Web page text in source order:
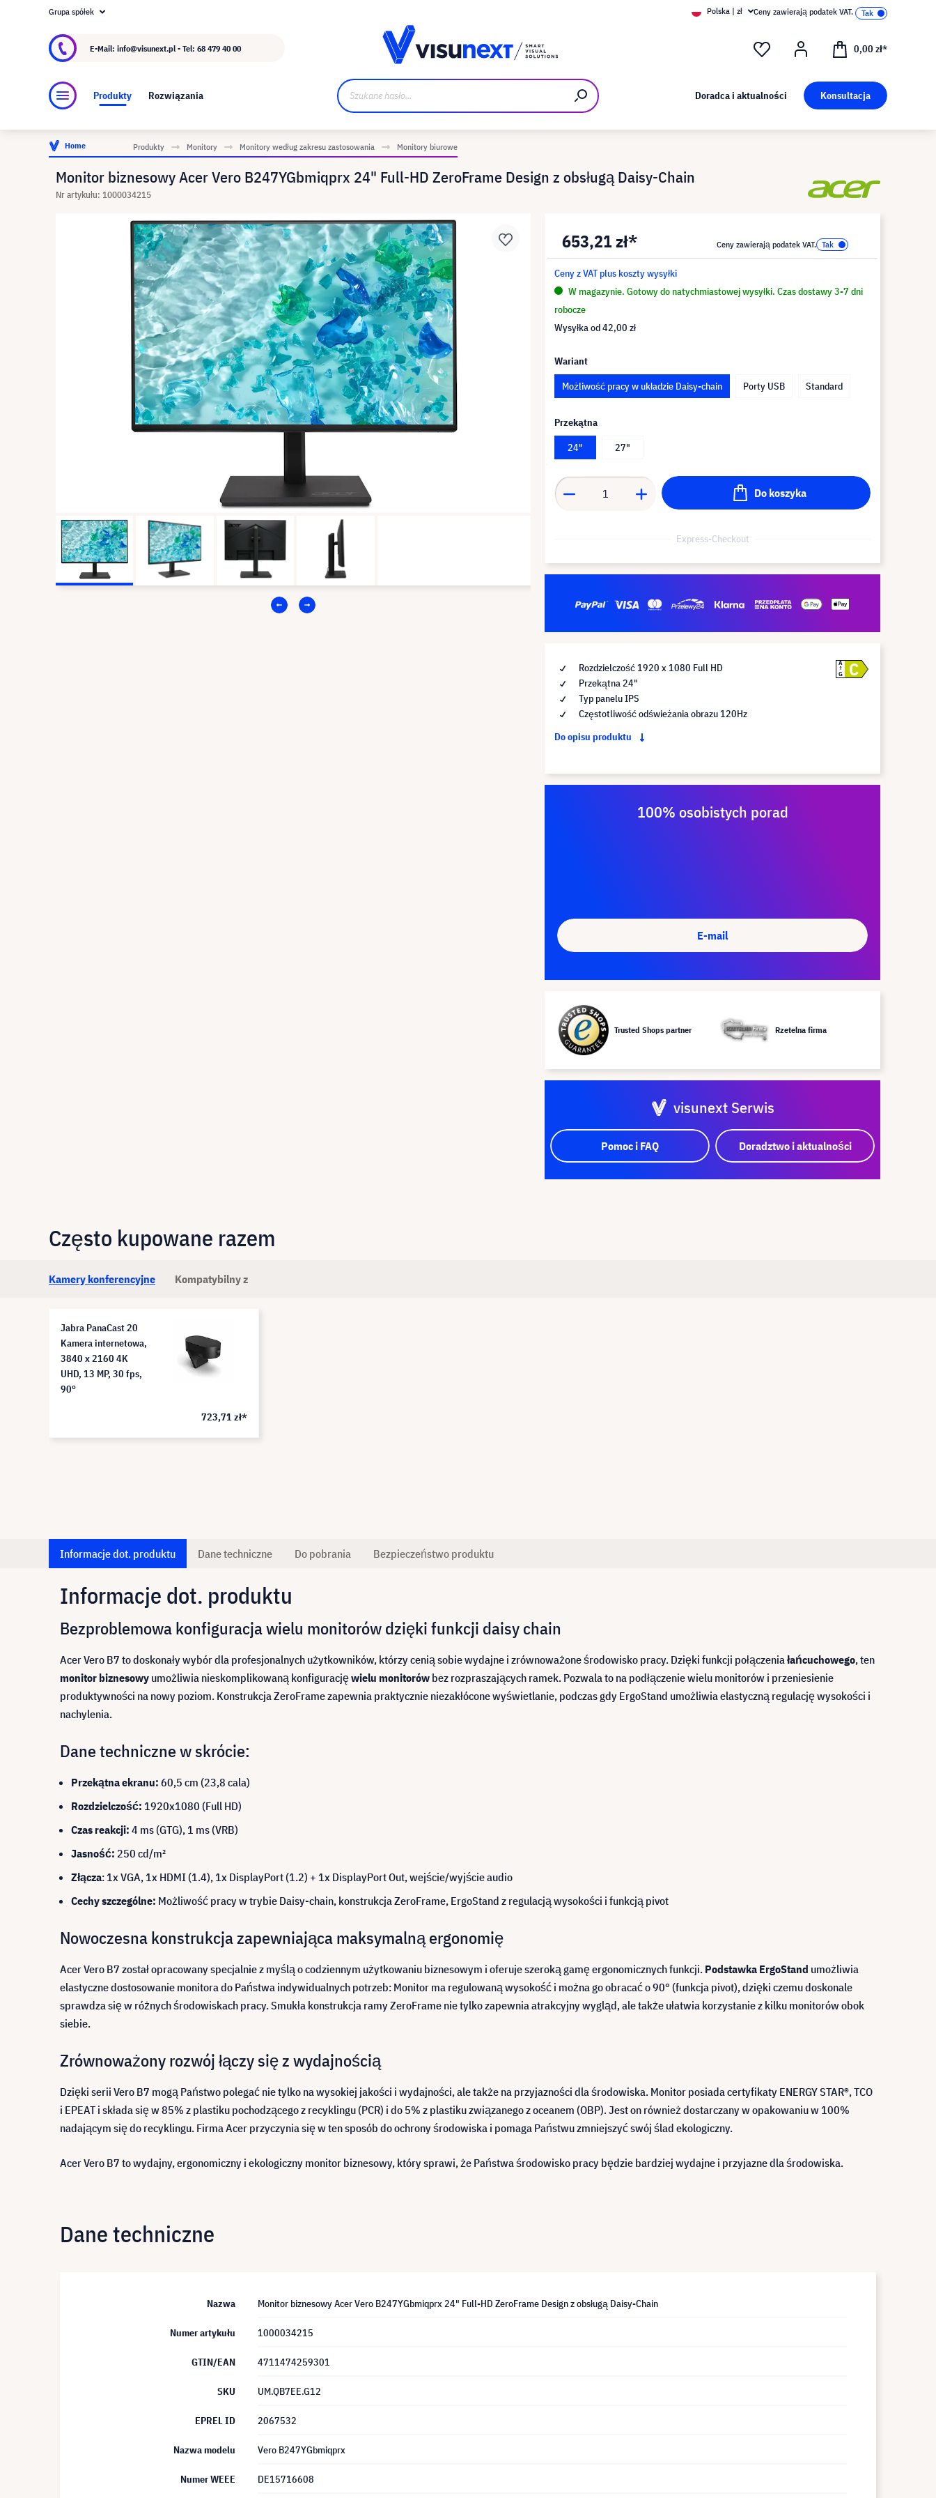
O visunext.pl
Grupa spółek Polska | zł Ceny zawierają podatek VAT.
E-Mail: info@visunext.pl - Tel: 68 479 40 00 0,00 zł*
Produkty Rozwiązania Doradca i aktualności Konsultacja
Home Produkty Monitory Monitory według zakresu zastosowania Monitory biurowe
Monitor biznesowy Acer Vero B247YGbmiqprx 24" Full-HD ZeroFrame Design z obsługą Daisy-Chain
Nr artykułu: 1000034215
653,21 zł* Ceny zawierają podatek VAT.
Ceny z VAT plus koszty wysyłki
W magazynie. Gotowy do natychmiastowej wysyłki. Czas dostawy 3-7 dni
robocze
Wysyłka od42,00 zł
Wariant
Możliwość pracy w układzie Daisy-chain
Porty USB Standard
Przekątna
24"
27"
Do koszyka
Express-Checkout
Rozdzielczość 1920 x 1080 Full HD
Przekątna 24"
Typ panelu IPS
Częstotliwość odświeżania obrazu 120Hz
Do opisu produktu
A
G
C
100% osobistych porad
E-mail
Trusted Shops partner Rzetelna firma
visunext Serwis
Pomoc i FAQ Doradztwo i aktualności
Często kupowane razem
Kamery konferencyjne Kompatybilny z
Jabra PanaCast 20
Kamera internetowa,
3840 x 2160 4K
UHD, 13 MP, 30 fps,
90°
723,71 zł*
Informacje dot. produktu Dane techniczne Do pobrania Bezpieczeństwo produktu
Informacje dot. produktu
Bezproblemowa konfiguracja wielu monitorów dzięki funkcji daisy chain
Acer Vero B7 to doskonały wybór dla profesjonalnych użytkowników, którzy cenią sobie wydajne i zrównoważone środowisko pracy. Dzięki funkcji połączeniałańcuchowego, ten
monitor biznesowy umożliwia nieskomplikowaną konfiguracjęwielu monitorów bez rozpraszających ramek. Pozwala to na podłączenie wielu monitorów i przeniesienie
produktywności na nowy poziom. Konstrukcja ZeroFrame zapewnia praktycznie niezakłócone wyświetlanie, podczas gdy ErgoStand umożliwia elastyczną regulację wysokości i
nachylenia.
Dane techniczne w skrócie:
Przekątna ekranu: 60,5 cm (23,8 cala)
Rozdzielczość: 1920x1080 (Full HD)
Czas reakcji: 4 ms (GTG), 1 ms (VRB)
Jasność: 250 cd/m²
Złącza: 1x VGA, 1x HDMI (1.4), 1x DisplayPort (1.2) + 1x DisplayPort Out, wejście/wyjście audio
Cechy szczególne: Możliwość pracy w trybie Daisy-chain, konstrukcja ZeroFrame, ErgoStand z regulacją wysokości i funkcją pivot
Nowoczesna konstrukcja zapewniająca maksymalną ergonomię
Acer Vero B7 został opracowany specjalnie z myślą o codziennym użytkowaniu biznesowym i oferuje szeroką gamę ergonomicznych funkcji. Podstawka ErgoStand umożliwia
elastyczne dostosowanie monitora do Państwa indywidualnych potrzeb: Monitor ma regulowaną wysokość i można go obracać o 90° (funkcja pivot), dzięki czemu doskonale
sprawdza się w różnych środowiskach pracy. Smukła konstrukcja ramy ZeroFrame nie tylko zapewnia atrakcyjny wygląd, ale także ułatwia korzystanie z kilku monitorów obok
siebie.
Zrównoważony rozwój łączy się z wydajnością
Dzięki serii Vero B7 mogą Państwo polegać nie tylko na wysokiej jakości i wydajności, ale także na przyjazności dla środowiska. Monitor posiada certyfikaty ENERGY STAR®, TCO
i EPEAT i składa się w 85% z plastiku pochodzącego z recyklingu (PCR) i do 5% z plastiku związanego z oceanem (OBP). Jest on również dostarczany w opakowaniu w 100%
nadającym się do recyklingu. Firma Acer przyczynia się w ten sposób do ochrony środowiska i pomaga Państwu zmniejszyć swój ślad ekologiczny.
Acer Vero B7 to wydajny, ergonomiczny i ekologiczny monitor biznesowy, który sprawi, że Państwa środowisko pracy będzie bardziej wydajne i przyjazne dla środowiska.
Dane techniczne
Nazwa Monitor biznesowy Acer Vero B247YGbmiqprx 24" Full-HD ZeroFrame Design z obsługą Daisy-Chain
Numer artykułu 1000034215
GTIN/EAN 4711474259301
SKU UM.QB7EE.G12
EPREL ID 2067532
Nazwa modelu Vero B247YGbmiqprx
Numer WEEE DE15716608